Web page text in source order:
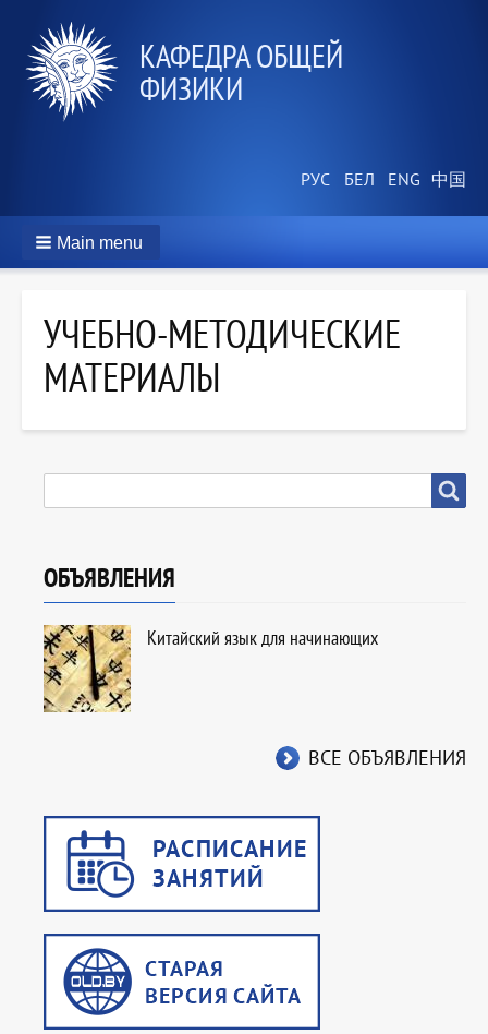
КАФЕДРА ОБЩЕЙ
ФИЗИКИ
Main menu
УЧЕБНО-МЕТОДИЧЕСКИЕ
МАТЕРИАЛЫ
ОБЪЯВЛЕНИЯ
Китайский язык для начинающих
ВСЕ ОБЪЯВЛЕНИЯ